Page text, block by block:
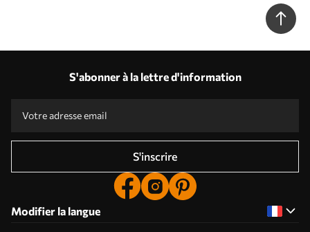
S'abonner à la lettre d'information
S'inscrire
Modifier la langue